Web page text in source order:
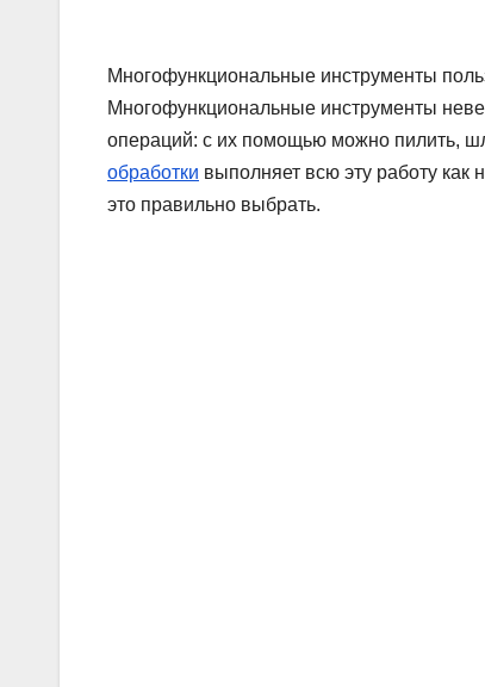
Многофункциональные инструменты
Многофункциональные инструменты
операций: с их помощью можно пилить,
обработки выполняет всю эту работу как
это правильно выбрать.